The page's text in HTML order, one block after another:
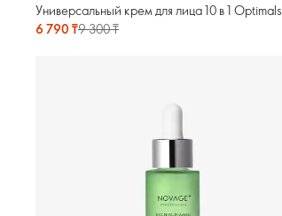
Универсальный крем для лица 10 в 1 Optimals
6 790 ₸9 300 ₸